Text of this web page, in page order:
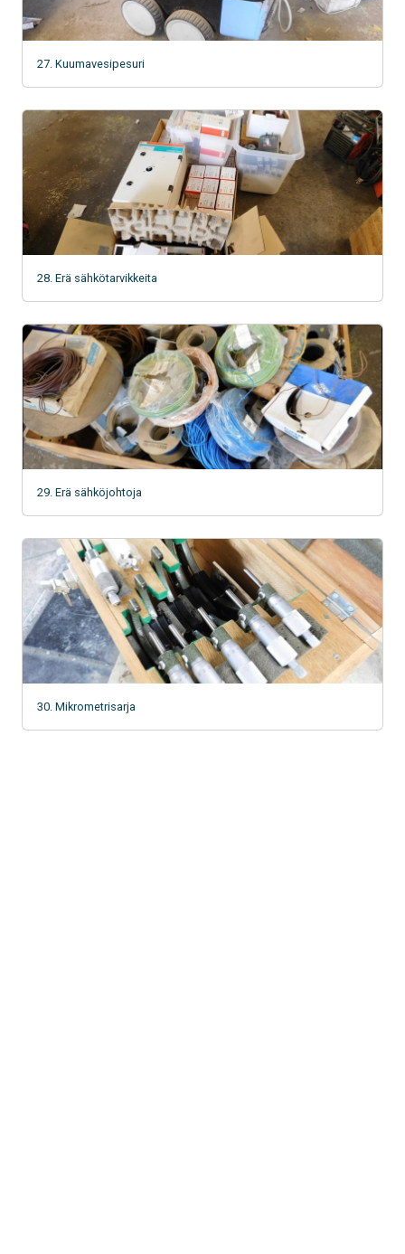
27. Kuumavesipesuri
28. Erä sähkötarvikkeita
29. Erä sähköjohtoja
30. Mikrometrisarja